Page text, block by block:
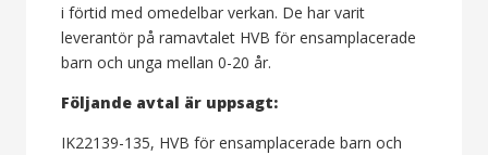
i förtid med omedelbar verkan. De har varit
leverantör på ramavtalet HVB för ensamplacerade
barn och unga mellan 0-20 år.
Följande avtal är uppsagt:
IK22139-135, HVB för ensamplacerade barn och